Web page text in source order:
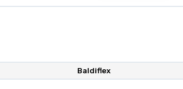
Baldiflex